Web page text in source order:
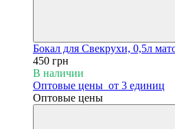
Бокал для Свекрухи, 0,5л
450 грн
В наличии
Оптовые цены от 3 единиц
Оптовые цены